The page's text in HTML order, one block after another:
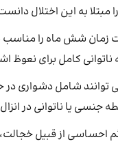
مبتلا به این اختلال
شش ماه را مناسب
ناتوانی کامل برای نعوظ
توانند شامل دشواری
جنسی یا ناتوانی در
احساسی از قبیل